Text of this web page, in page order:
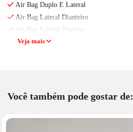
Air Bag Duplo E Lateral
Air Bag Lateral Dianteiro
Air Bag Lateral Traseiro
Veja mais
Você também pode gostar de: